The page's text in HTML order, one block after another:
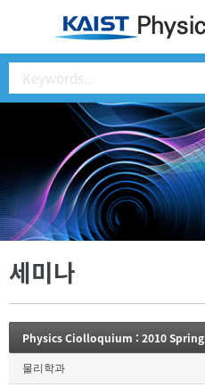
세미나
Physics Ciolloquium : 2010 Spring
물리학과